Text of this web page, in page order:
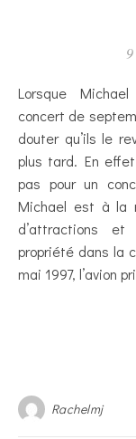
Lorsque Michael Jackson quitte Varsovie, après son
concert de
douter qu’ils le
plus tard. En
pas pour un
Michael est à la
d’attractions et
propriété dans la
mai 1997, l’avion
Rachelmj